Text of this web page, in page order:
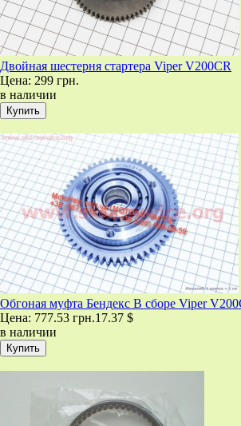
Двойная шестерня стартера Viper V200CR
Цена: 299 грн.
в наличии
Обгоная муфта Бендекс В сборе Viper
Цена: 777.53 грн.17.37 $
в наличии